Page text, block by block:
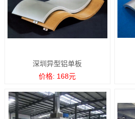
深圳异型铝单板
价格: 168元